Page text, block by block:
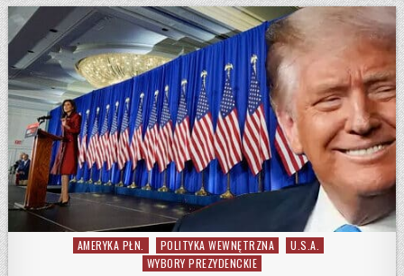
Posted in
AMERYKA PŁN. POLITYKA WEWNĘTRZNA
U.S.A.
WYBORY PREZYDENCKIE